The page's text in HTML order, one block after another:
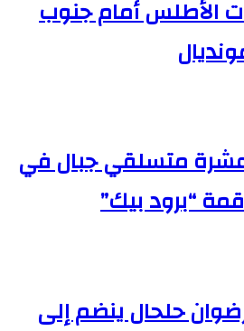
الأطلس أمام جنوب
متسلقي جبال في
“برود بيك”
حلحال ينضم إلى